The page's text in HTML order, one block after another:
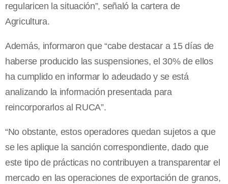
regularicen la situación”, señaló la cartera de
Agricultura.
Además, informaron que “cabe destacar a 15 días de
haberse producido las suspensiones, el 30% de ellos
ha cumplido en informar lo adeudado y se está
analizando la información presentada para
reincorporarlos al RUCA”.
“No obstante, estos operadores quedan sujetos a que
se les aplique la sanción correspondiente, dado que
este tipo de prácticas no contribuyen a transparentar el
mercado en las operaciones de exportación de granos,